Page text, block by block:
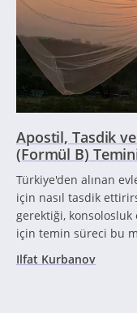
Apostil, Tasdik
(Formül B)
Türkiye'den alınan
için nasıl tasdik
gerektiği, konsolosluk
için temin süreci bu
Ilfat Kurbanov